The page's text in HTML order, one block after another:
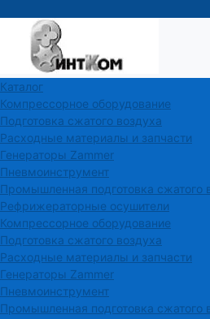
Каталог
Компрессорное оборудование
Подготовка сжатого воздуха
Расходные материалы и запчасти
Генераторы Zammer
Пневмоинструмент
Промышленная подготовка сжатого
Рефрижераторные осушители
Компрессорное оборудование
Подготовка сжатого воздуха
Расходные материалы и запчасти
Генераторы Zammer
Пневмоинструмент
Промышленная подготовка сжатого